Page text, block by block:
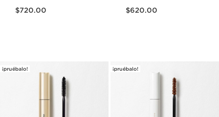
$720.00 $620.00
¡pruébalo! ¡pruébalo!